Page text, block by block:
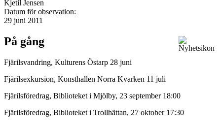
Kjetil Jensen
Datum för observation:
29 juni 2011
På gång
Fjärilsvandring, Kulturens Östarp 28 juni
Fjärilsexkursion, Konsthallen Norra Kvarken 11 juli
Fjärilsföredrag, Biblioteket i Mjölby, 23 september 18:00
Fjärilsföredrag, Biblioteket i Trollhättan, 27 oktober 17:30